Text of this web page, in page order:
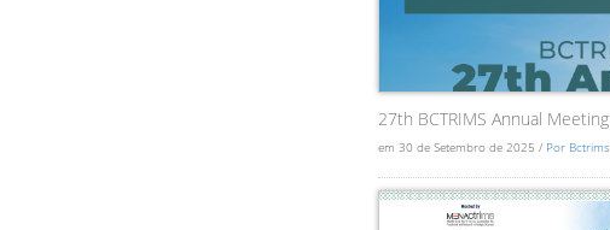
27th BCTRIMS Annual Meeting
em 30 de Setembro de 2025 / Por Bctrims